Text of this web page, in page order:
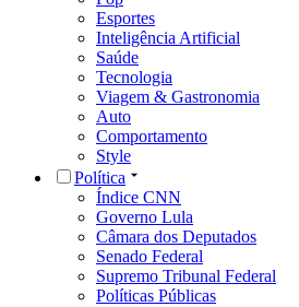
Esportes
Inteligência Artificial
Saúde
Tecnologia
Viagem & Gastronomia
Auto
Comportamento
Style
Política
Índice CNN
Governo Lula
Câmara dos Deputados
Senado Federal
Supremo Tribunal Federal
Políticas Públicas